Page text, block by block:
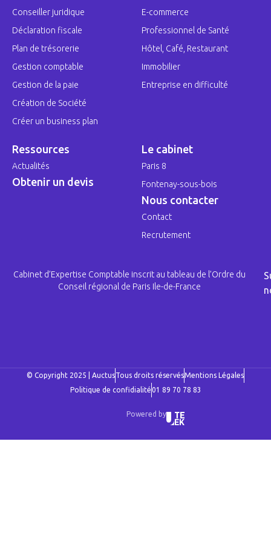
Conseiller juridique
Déclaration fiscale
Plan de trésorerie
Gestion comptable
Gestion de la paie
Création de Société
Créer un business plan
E-commerce
Professionnel de Santé
Hôtel, Café, Restaurant
Immobilier
Entreprise en difficulté
Ressources
Actualités
Obtenir un devis
Le cabinet
Paris 8
Fontenay-sous-bois
Nous contacter
Contact
Recrutement
Cabinet d’Expertise Comptable inscrit au tableau de l’Ordre du
Conseil régional de Paris Ile-de-France
© Copyright 2025 | AuctusTous droits réservésMentions Légales
Politique de confidialité01 89 70 78 83
Powered by